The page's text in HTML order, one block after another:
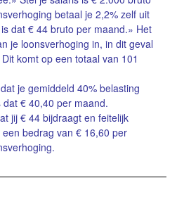
betaal je 2,2% zelf uit
dat € 44 bruto per maand.» Het
je loonsverhoging in, in dit geval
Dit komt op een totaal van 101
je gemiddeld 40% belasting
€ 40,40 per maand.
jij € 44 bijdraagt en feitelijk
bedrag van € 16,60 per